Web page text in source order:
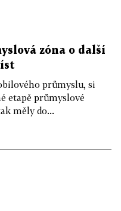
zóna o další
průmyslu, si
etapě průmyslové
měly do...